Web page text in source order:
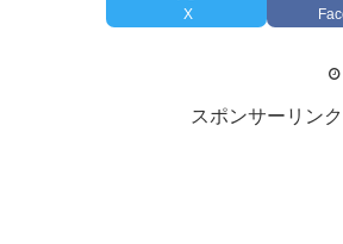
X
スポンサーリンク